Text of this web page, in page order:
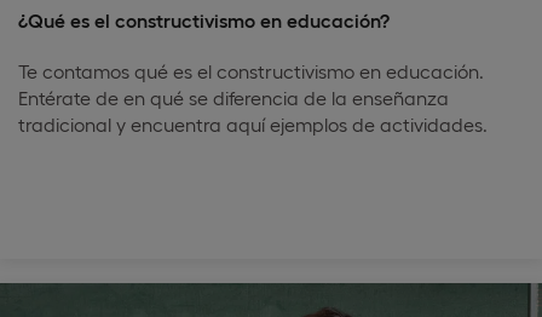
¿Qué es el constructivismo en educación?
Te contamos qué es el constructivismo en educación.
Entérate de en qué se diferencia de la enseñanza
tradicional y encuentra aquí ejemplos de actividades.